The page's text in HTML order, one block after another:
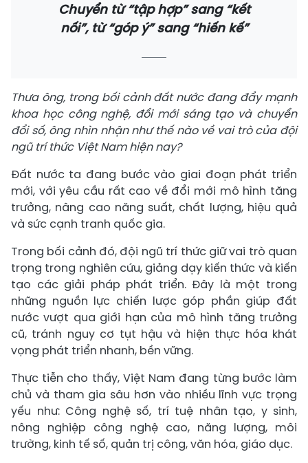
Chuyển từ “tập hợp” sang “kết
nối”, từ “góp ý” sang “hiến kế”
Thưa ông, trong bối cảnh đất nước đang đẩy mạnh
khoa học công nghệ, đổi mới sáng tạo và chuyển
đổi số, ông nhìn nhận như thế nào về vai trò của đội
ngũ trí thức Việt Nam hiện nay?
Đất nước ta đang bước vào giai đoạn phát triển
mới, với yêu cầu rất cao về đổi mới mô hình tăng
trưởng, nâng cao năng suất, chất lượng, hiệu quả
và sức cạnh tranh quốc gia.
Trong bối cảnh đó, đội ngũ trí thức giữ vai trò quan
trọng trong nghiên cứu, giảng dạy kiến thức và kiến
tạo các giải pháp phát triển. Đây là một trong
những nguồn lực chiến lược góp phần giúp đất
nước vượt qua giới hạn của mô hình tăng trưởng
cũ, tránh nguy cơ tụt hậu và hiện thực hóa khát
vọng phát triển nhanh, bền vững.
Thực tiễn cho thấy, Việt Nam đang từng bước làm
chủ và tham gia sâu hơn vào nhiều lĩnh vực trọng
yếu như: Công nghệ số, trí tuệ nhân tạo, y sinh,
nông nghiệp công nghệ cao, năng lượng, môi
trường, kinh tế số, quản trị công, văn hóa, giáo dục.